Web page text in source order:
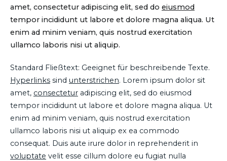
amet, consectetur adipiscing elit, sed do eiusmod
tempor incididunt ut labore et dolore magna aliqua. Ut
enim ad minim veniam, quis nostrud exercitation
ullamco laboris nisi ut aliquip.
Standard Fließtext: Geeignet für beschreibende Texte.
Hyperlinks sind unterstrichen. Lorem ipsum dolor sit
amet, consectetur adipiscing elit, sed do eiusmod
tempor incididunt ut labore et dolore magna aliqua. Ut
enim ad minim veniam, quis nostrud exercitation
ullamco laboris nisi ut aliquip ex ea commodo
consequat. Duis aute irure dolor in reprehenderit in
voluptate velit esse cillum dolore eu fugiat nulla